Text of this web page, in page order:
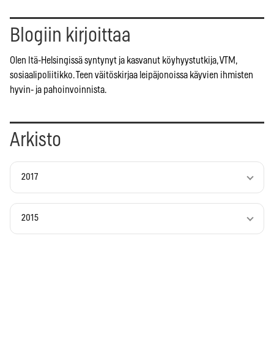
Blogiin kirjoittaa
Olen Itä-Helsingissä syntynyt ja kasvanut köyhyystutkija, VTM,
sosiaalipoliitikko. Teen väitöskirjaa leipäjonoissa käyvien ihmisten
hyvin- ja pahoinvoinnista.
Arkisto
2017
2015